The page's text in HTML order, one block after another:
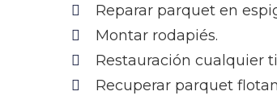
Reparar parquet en
Montar rodapiés.
Restauración cualquier
Recuperar parquet